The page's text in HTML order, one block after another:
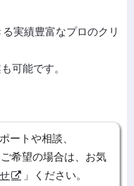
実績豊富なプロのクリ
可能です。
ートや相談、
ご希望の場合は、お気
」ください。